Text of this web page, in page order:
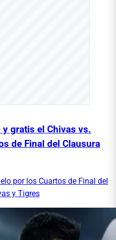
y gratis el Chivas vs.
de Final del Clausura
por los Cuartos de Final del
y Tigres